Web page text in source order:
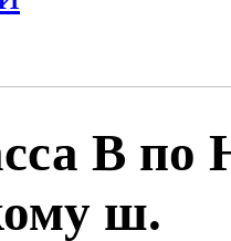
В по
ш.